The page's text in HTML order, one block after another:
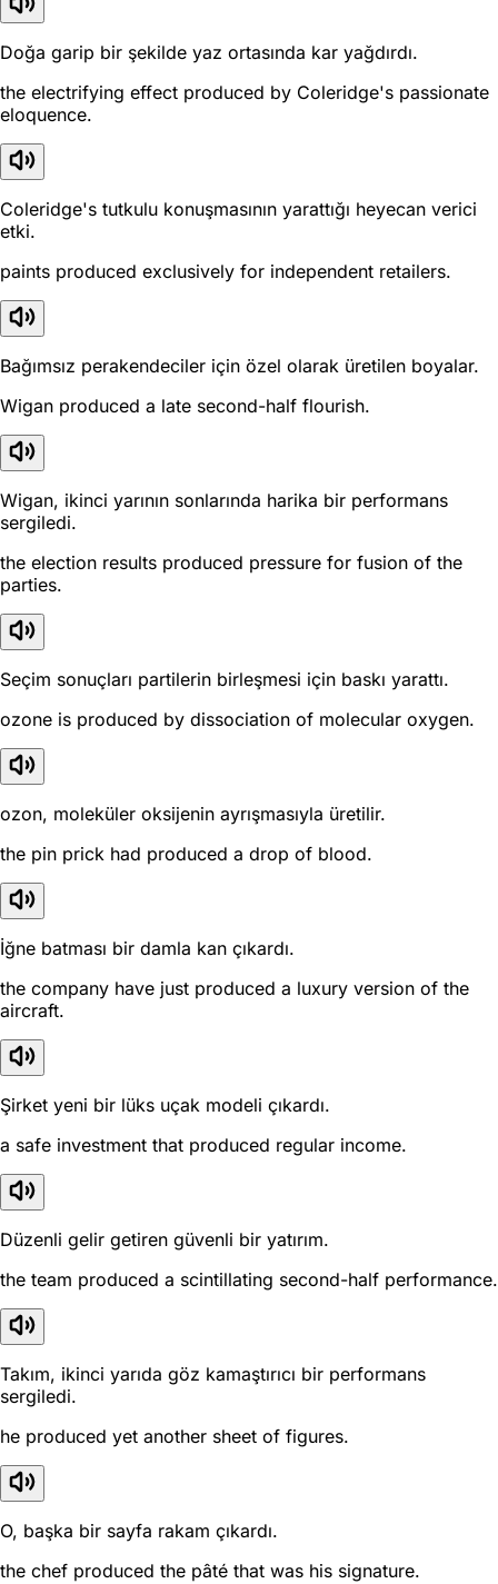
Doğa garip bir şekilde yaz ortasında kar yağdırdı.
the electrifying effect produced by Coleridge's passionate
eloquence.
Coleridge's tutkulu konuşmasının yarattığı heyecan verici
etki.
paints produced exclusively for independent retailers.
Bağımsız perakendeciler için özel olarak üretilen boyalar.
Wigan produced a late second-half flourish.
Wigan, ikinci yarının sonlarında harika bir performans
sergiledi.
the election results produced pressure for fusion of the
parties.
Seçim sonuçları partilerin birleşmesi için baskı yarattı.
ozone is produced by dissociation of molecular oxygen.
ozon, moleküler oksijenin ayrışmasıyla üretilir.
the pin prick had produced a drop of blood.
İğne batması bir damla kan çıkardı.
the company have just produced a luxury version of the
aircraft.
Şirket yeni bir lüks uçak modeli çıkardı.
a safe investment that produced regular income.
Düzenli gelir getiren güvenli bir yatırım.
the team produced a scintillating second-half performance.
Takım, ikinci yarıda göz kamaştırıcı bir performans
sergiledi.
he produced yet another sheet of figures.
O, başka bir sayfa rakam çıkardı.
the chef produced the pâté that was his signature.